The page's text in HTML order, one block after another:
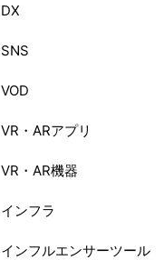
DX
SNS
VOD
VR・ARアプリ
VR・AR機器
インフラ
インフルエンサーツール